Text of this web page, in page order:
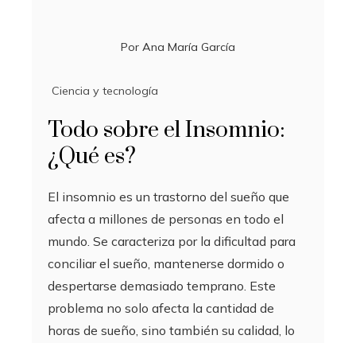
Por Ana María García
Ciencia y tecnología
Todo sobre el Insomnio:
¿Qué es?
El insomnio es un trastorno del sueño que
afecta a millones de personas en todo el
mundo. Se caracteriza por la dificultad para
conciliar el sueño, mantenerse dormido o
despertarse demasiado temprano. Este
problema no solo afecta la cantidad de
horas de sueño, sino también su calidad, lo